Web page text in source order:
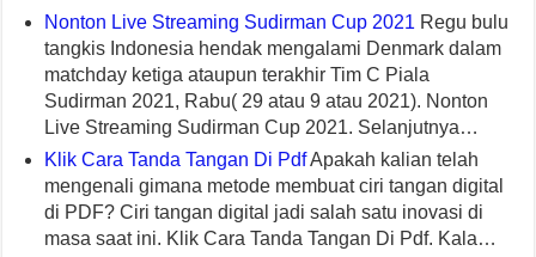
Nonton Live Streaming Sudirman Cup 2021 Regu bulu
tangkis Indonesia hendak mengalami Denmark dalam
matchday ketiga ataupun terakhir Tim C Piala
Sudirman 2021, Rabu( 29 atau 9 atau 2021). Nonton
Live Streaming Sudirman Cup 2021. Selanjutnya…
Klik Cara Tanda Tangan Di PdfApakah kalian telah
mengenali gimana metode membuat ciri tangan digital
di PDF? Ciri tangan digital jadi salah satu inovasi di
masa saat ini. Klik Cara Tanda Tangan Di Pdf. Kala…